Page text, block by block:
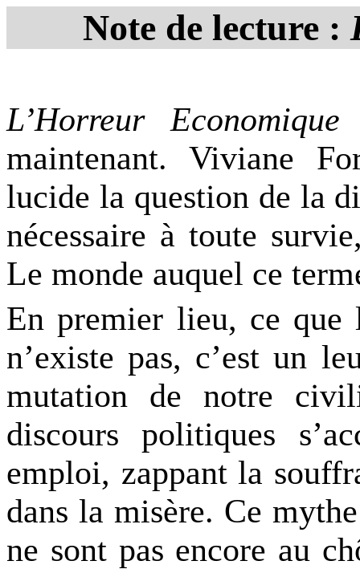
Note de lecture :
L’Horreur Economique
maintenant. Viviane
lucide la question de la
nécessaire à toute
Le monde auquel ce
En premier lieu, ce que
n’existe pas, c’est un
mutation de notre
discours politiques
emploi, zappant la
dans la misère. Ce
ne sont pas encore au